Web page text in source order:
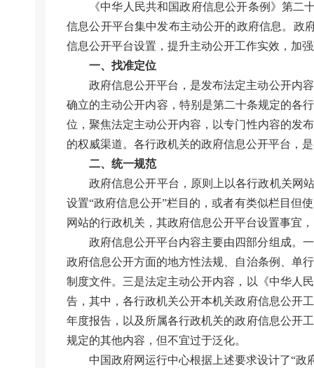
《中华人民共和国政府信息公开条例》第
信息公开平台集中发布主动公开的政府信息。政
信息公开平台设置，提升主动公开工作实效，加
一、找准定位
政府信息公开平台，是发布法定主动公开内
确立的主动公开内容，特别是第二十条规定的各
位，聚焦法定主动公开内容，以专门性内容的发
的权威渠道。各行政机关的政府信息公开平台，
二、统一规范
政府信息公开平台，原则上以各行政机关网
设置“政府信息公开”栏目的，或者有类似栏目但
网站的行政机关，其政府信息公开平台设置事宜
政府信息公开平台内容主要由四部分组成。
政府信息公开方面的地方性法规、自治条例、单
制度文件。三是法定主动公开内容，以《中华人
告，其中，各行政机关公开本机关政府信息公开
年度报告，以及所属各行政机关的政府信息公开
规定的其他内容，但不宜过于泛化。
中国政府网运行中心根据上述要求设计了“